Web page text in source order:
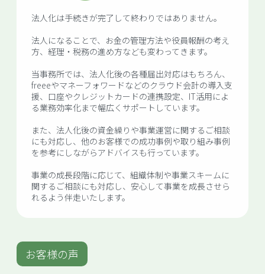
法人化は手続きが完了して終わりではありません。
法人になることで、お金の管理方法や役員報酬の考え
方、経理・税務の進め方なども変わってきます。
当事務所では、法人化後の各種届出対応はもちろん、
freeeやマネーフォワードなどのクラウド会計の導入支
援、口座やクレジットカードの連携設定、IT活用によ
る業務効率化まで幅広くサポートしています。
また、法人化後の資金繰りや事業運営に関するご相談
にも対応し、他のお客様での成功事例や取り組み事例
を参考にしながらアドバイスも行っています。
事業の成長段階に応じて、組織体制や事業スキームに
関するご相談にも対応し、安心して事業を成長させら
れるよう伴走いたします。
お客様の声